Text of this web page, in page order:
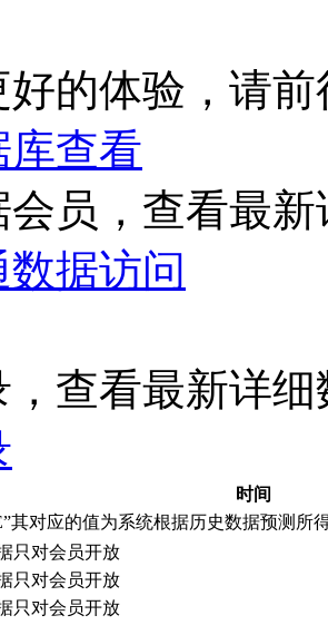
好的体验，请
查看
会员，查看最
据访问
，查看最新详细
时间
”其对应的值为系统根据历史数据预测所
只对会员开放
只对会员开放
只对会员开放